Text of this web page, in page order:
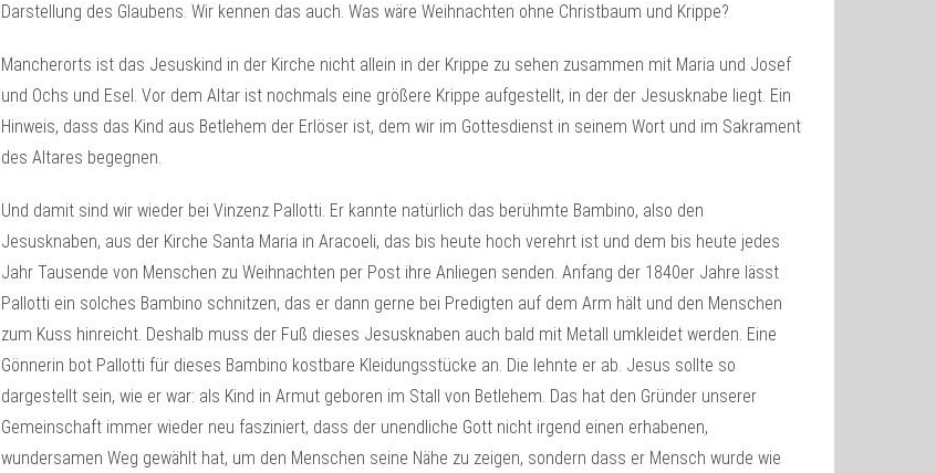
Darstellung des Glaubens. Wir kennen das auch. Was wäre Weihnachten ohne Christbaum und Krippe?
Mancherorts ist das Jesuskind in der Kirche nicht allein in der Krippe zu sehen zusammen mit Maria und Josef
und Ochs und Esel. Vor dem Altar ist nochmals eine größere Krippe aufgestellt, in der der Jesusknabe liegt. Ein
Hinweis, dass das Kind aus Betlehem der Erlöser ist, dem wir im Gottesdienst in seinem Wort und im Sakrament
des Altares begegnen.
Und damit sind wir wieder bei Vinzenz Pallotti. Er kannte natürlich das berühmte Bambino, also den
Jesusknaben, aus der Kirche Santa Maria in Aracoeli, das bis heute hoch verehrt ist und dem bis heute jedes
Jahr Tausende von Menschen zu Weihnachten per Post ihre Anliegen senden. Anfang der 1840er Jahre lässt
Pallotti ein solches Bambino schnitzen, das er dann gerne bei Predigten auf dem Arm hält und den Menschen
zum Kuss hinreicht. Deshalb muss der Fuß dieses Jesusknaben auch bald mit Metall umkleidet werden. Eine
Gönnerin bot Pallotti für dieses Bambino kostbare Kleidungsstücke an. Die lehnte er ab. Jesus sollte so
dargestellt sein, wie er war: als Kind in Armut geboren im Stall von Betlehem. Das hat den Gründer unserer
Gemeinschaft immer wieder neu fasziniert, dass der unendliche Gott nicht irgend einen erhabenen,
wundersamen Weg gewählt hat, um den Menschen seine Nähe zu zeigen, sondern dass er Mensch wurde wie